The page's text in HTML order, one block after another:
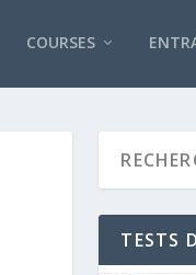
COURSES
TESTS